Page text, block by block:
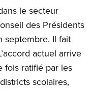
le secteur
des Présidents
septembre. Il fait
actuel arrive
fois ratifié par les
scolaires,